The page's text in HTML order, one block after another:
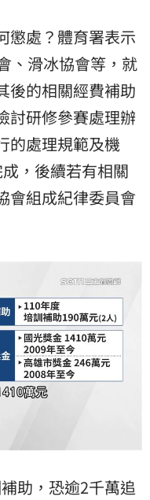
懲處？體育署表示
、滑冰協會等，就
後的相關經費補助
討研修參賽處理辦
的處理規範及機
，後續若有相關
會組成紀律委員會
助，恐逾2千萬追